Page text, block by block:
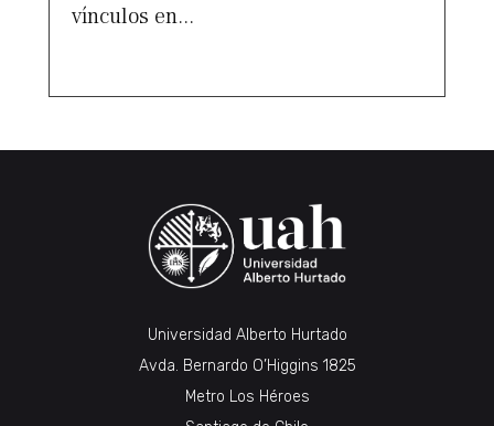
vínculos en...
Universidad Alberto Hurtado
Avda. Bernardo O’Higgins 1825
Metro Los Héroes